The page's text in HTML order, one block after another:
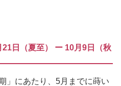
日（夏至） ー 10月9日（秋
」にあたり、5月までに蒔い